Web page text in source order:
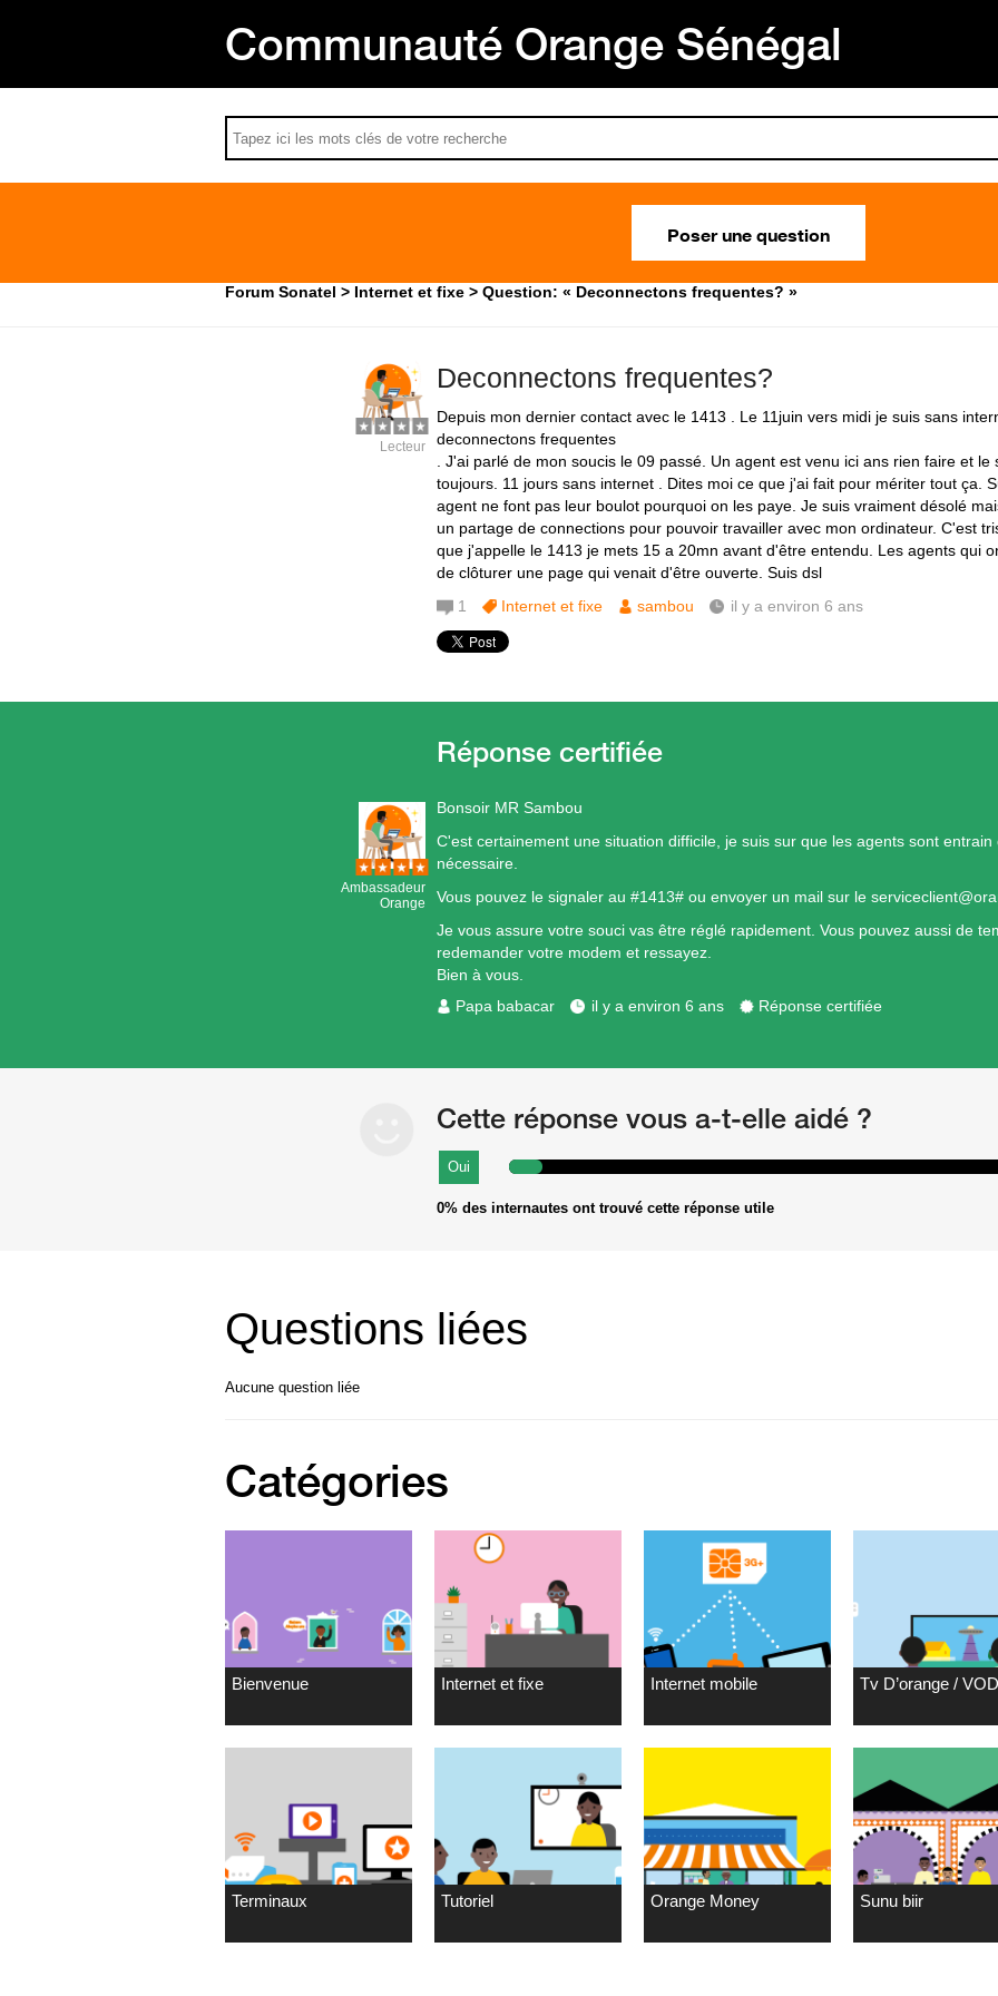
Communauté Orange Sénégal
Poser une question
Forum Sonatel Internet et fixe Question: « Deconnectons frequentes? »
Deconnectons frequentes?
Depuis mon dernier contact avec le 1413 . Le 11juin vers midi je suis sans
deconnectons frequentes
. J'ai parlé de mon soucis le 09 passé. Un agent est venu ici ans rien faire et le
toujours. 11 jours sans internet . Dites moi ce que j'ai fait pour mériter tout ça.
agent ne font pas leur boulot pourquoi on les paye. Je suis vraiment désolé
un partage de connections pour pouvoir travailler avec mon ordinateur. C'est
que j'appelle le 1413 je mets 15 a 20mn avant d'être entendu. Les agents qui
de clôturer une page qui venait d'être ouverte. Suis dsl
Lecteur
1 Internet et fixe sambou il y a environ 6 ans
Ambassadeur
Orange
Bonsoir MR Sambou
C'est certainement une situation difficile, je suis sur que les agents sont entrain
nécessaire.
Vous pouvez le signaler au #1413# ou envoyer un mail sur le
Je vous assure votre souci vas être réglé rapidement. Vous pouvez aussi de
redemander votre modem et ressayez.
Bien à vous.
Papa babacar
il y a environ 6 ans Réponse certifiée
Cette réponse vous a-t-elle aidé ?
Oui
0% des internautes ont trouvé cette réponse utile
Questions liées
Aucune question liée
Catégories
Bienvenue Internet et fixe Internet mobile Tv D’orange / VOD
Terminaux Tutoriel Orange Money Sunu biir